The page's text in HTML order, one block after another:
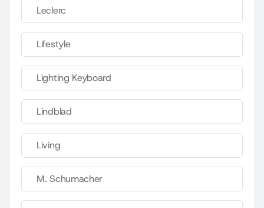
Leclerc
Lifestyle
Lighting Keyboard
Lindblad
Living
M. Schumacher